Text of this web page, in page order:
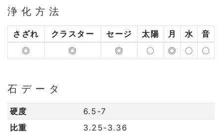
浄化方法
さざれ クラスター セージ 太陽 月 水
音
◎
◎ ◎ 〇 ◎ 〇 〇
石データ
硬度
6.5-7
比重
3.25-3.36